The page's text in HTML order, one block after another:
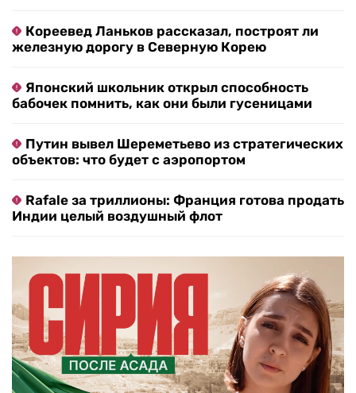
Кореевед Ланьков рассказал, построят ли
железную дорогу в Северную Корею
Японский школьник открыл способность
бабочек помнить, как они были гусеницами
Путин вывел Шереметьево из стратегических
объектов: что будет с аэропортом
Rafale за триллионы: Франция готова продать
Индии целый воздушный флот